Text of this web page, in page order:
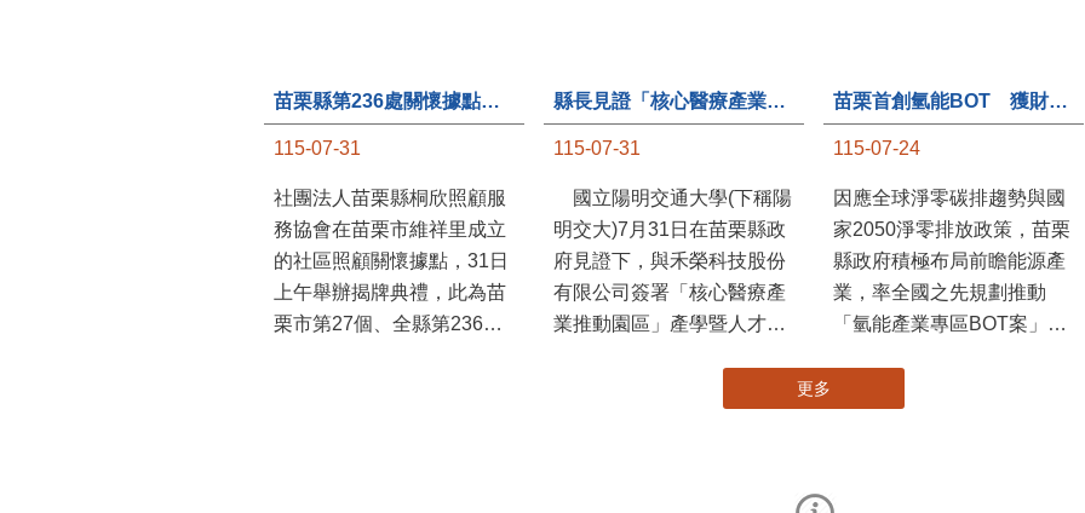
苗栗縣第236處關懷據點在苗栗市維祥里揭牌
115-07-31
社團法人苗栗縣桐欣照顧服
縣長見證「核心醫療產業推動園區」產學合作簽約儀式
115-07-31
國立陽明交通大學(下稱陽
明交大)7月31日在苗栗縣政
府見證下，與禾榮科技股份
有限公司簽署「核心醫療產
業推動園區」產學暨人才培
苗栗首創氫能BOT 獲財政部「突破之翼」肯定
115-07-24
因應全球淨零碳排趨勢與國
家2050淨零排放政策，苗栗
縣政府積極布局前瞻能源產
業，率全國之先規劃推動
「氫能產業專區BOT案」，